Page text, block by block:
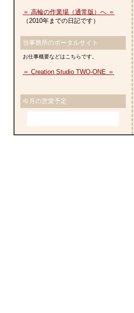
＝ 高輪の作業場（通常版）へ ＝
（2010年までの日記です）
当事務所のポータルサイト
お仕事概要などはこちらです。
＝ Creation Studio TWO-ONE ＝
今月の営業予定